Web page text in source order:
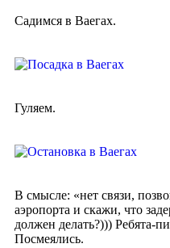
Садимся в Ваегах.
Гуляем.
В смысле: «нет связи,
аэропорта и скажи, что
должен делать?))) Ребята-
Посмеялись.